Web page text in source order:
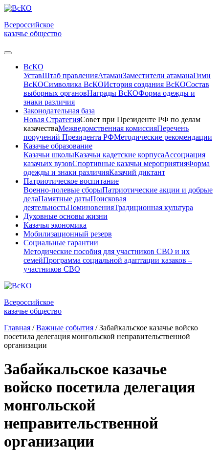
Всероссийское
казачье общество
ВсКО
УставШтаб правленияАтаманЗаместители атаманаГимн
ВсКОСимволика ВсКОИстория создания ВсКОСостав
выборных органовНаграды ВсКОФорма одежды и
знаки различия
Законодательная база
Новая СтратегияСовет при Президенте РФ по делам
казачестваМежведомственная комиссияПеречень
поручений Президента РФМетодические рекомендации
Казачье образование
Казачьи школыКазачьи кадетские корпусаАссоциация
казачьих вузовСпортивные казачьи мероприятияФорма
одежды и знаки различияКазачий диктант
Патриотическое воспитание
Военно-полевые сборыПатриотические акции и добрые
делаПамятные датыПоисковая
деятельностьПоминовенияТрадиционная культура
Духовные основы жизни
Казачья экономика
Мобилизационный резерв
Социальные гарантии
Методические пособия для участников СВО и их
семейПрограмма социальной адаптации казаков –
участников СВО
Всероссийское
казачье общество
Главная / Важные события / Забайкальское казачье войско
посетила делегация монгольской неправительственной
организации
Забайкальское казачье
войско посетила делегация
монгольской
неправительственной
организации